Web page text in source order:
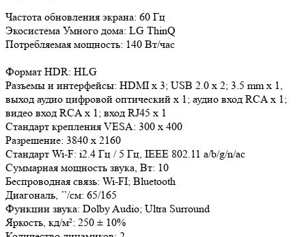
Частота обновления экрана: 60 Гц
Экосистема Умного дома: LG ThinQ
Потребляемая мощность: 140 Вт/час
Формат HDR: HLG
Разъемы и интерфейсы: HDMI x 3; USB 2.0 x 2; 3.5 mm x 1,
выход аудио цифровой оптический х 1; аудио вход RCA x 1;
видео вход RCA x 1; вход RJ45 x 1
Стандарт крепления VESA: 300 х 400
Разрешение: 3840 х 2160
Стандарт Wi-F: i2.4 Гц / 5 Гц, IEEE 802.11 a/b/g/n/ac
Суммарная мощность звука, Вт: 10
Беспроводная связь: Wi-FI; Bluetooth
Диагональ, ’’/см: 65/165
Функции звука: Dolby Audio; Ultra Surround
Яркость, кд/м²: 250 ± 10%